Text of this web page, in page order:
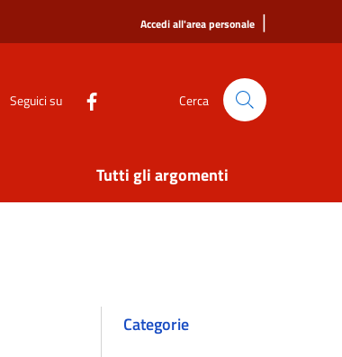
Accedi all'area personale |
Seguici su Cerca
Tutti gli argomenti
Categorie